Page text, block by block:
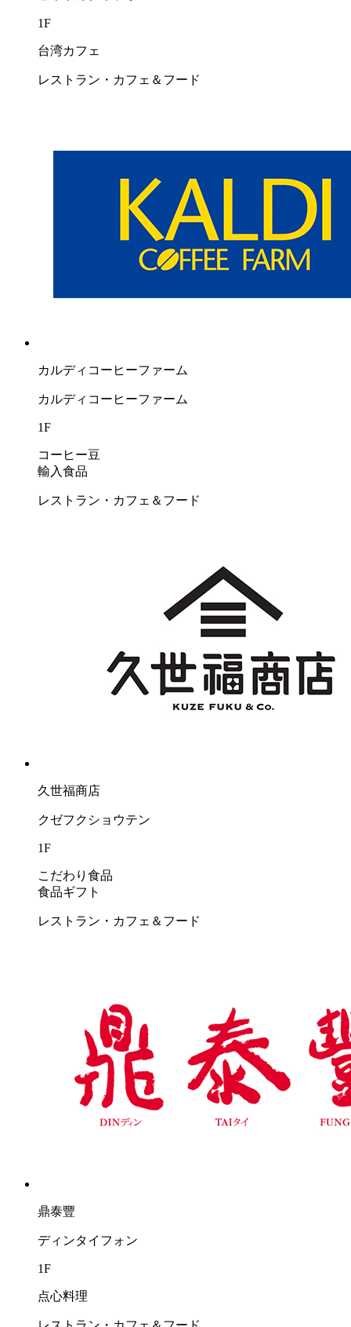
1F
台湾カフェ
レストラン・カフェ＆フード
カルディコーヒーファーム
カルディコーヒーファーム
1F
コーヒー豆
輸入食品
レストラン・カフェ＆フード
久世福商店
クゼフクショウテン
1F
こだわり食品
食品ギフト
レストラン・カフェ＆フード
鼎泰豐
ディンタイフォン
1F
点心料理